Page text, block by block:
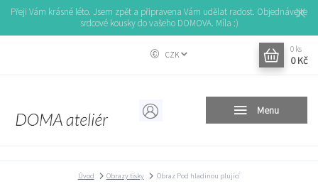
Přeji Vám krásné léto. Jsem zpět a připravena Vám udělat radost. Objednávejte
srdcové kousky do vašeho DOMOVA. Míla :)
Menu
CZK
0 ks
0 Kč
Úvod Obrazy tisky Obraz Pod hladinou plující